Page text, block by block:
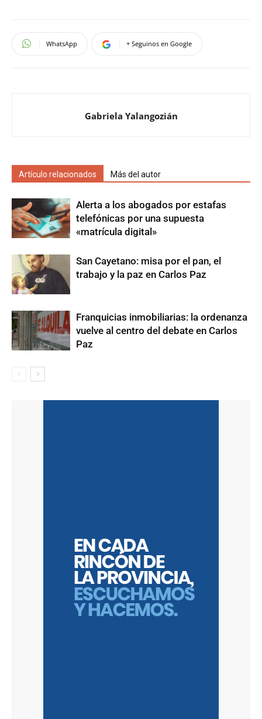
WhatsApp + Seguinos en Google
Gabriela Yalangozián
Artículo relacionados Más del autor
Alerta a los abogados por estafas
telefónicas por una supuesta
«matrícula digital»
San Cayetano: misa por el pan, el
trabajo y la paz en Carlos Paz
Franquicias inmobiliarias: la ordenanza
vuelve al centro del debate en Carlos
Paz